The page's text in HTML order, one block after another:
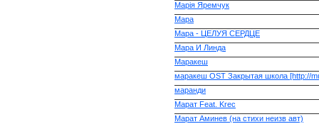
Марія Яремчук
Мара
Мара - ЦЕЛУЯ СЕРДЦЕ
Мара И Линда
Маракеш
маракеш OST Закрытая школа [http://
маранди
Марат Feat. Krec
Марат Аминев (на стихи неизв авт)